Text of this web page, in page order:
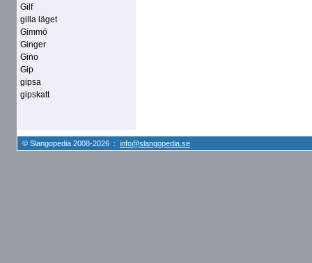
Gilf
gilla läget
Gimmö
Ginger
Gino
Gip
gipsa
gipskatt
© Slangopedia 2008-2026 : info@slangopedia.se